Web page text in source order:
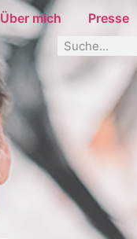
Über mich Presse